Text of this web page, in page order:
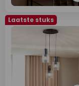
Laatste stuks